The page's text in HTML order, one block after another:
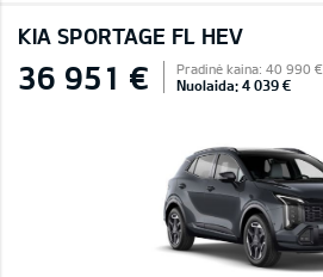
KIA SPORTAGE FL HEV
36 951 € Pradinė kaina: 40 990 €
Nuolaida: 4 039 €